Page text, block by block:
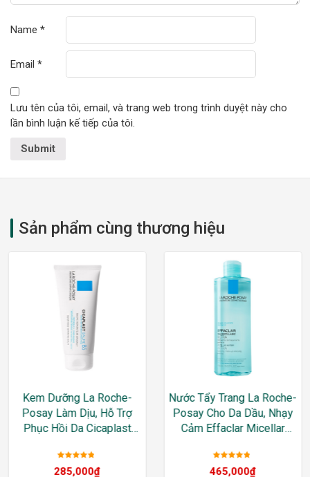
Name *
Email *
Lưu tên của tôi, email, và trang web trong trình duyệt này cho
lần bình luận kế tiếp của tôi.
Sản phẩm cùng thương hiệu
Kem Dưỡng La Roche-
Posay Làm Dịu, Hỗ Trợ
Phục Hồi Da Cicaplast
Repairing Balm
285,000₫
Nước Tẩy Trang La Roche-
Posay Cho Da Dầu, Nhạy
Cảm Effaclar Micellar
465,000₫